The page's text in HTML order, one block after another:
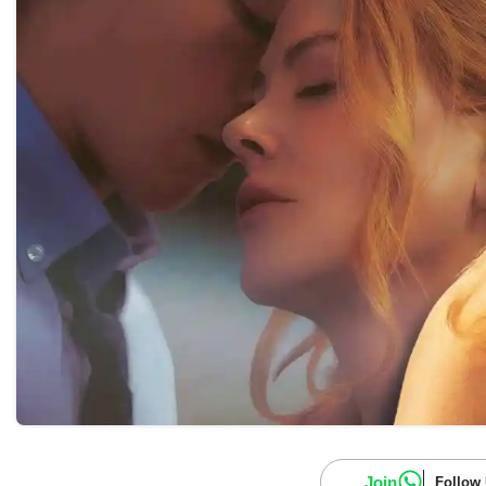
Join Follow